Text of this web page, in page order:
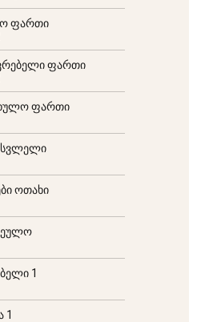
ფართი
ფართი
ფართი
ოთახი
1
1